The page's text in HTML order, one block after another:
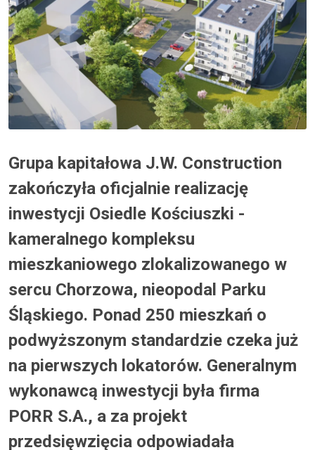
Grupa kapitałowa J.W. Construction
zakończyła oficjalnie realizację
inwestycji Osiedle Kościuszki -
kameralnego kompleksu
mieszkaniowego zlokalizowanego w
sercu Chorzowa, nieopodal Parku
Śląskiego. Ponad 250 mieszkań o
podwyższonym standardzie czeka już
na pierwszych lokatorów. Generalnym
wykonawcą inwestycji była firma
PORR S.A., a za projekt
przedsięwzięcia odpowiadała